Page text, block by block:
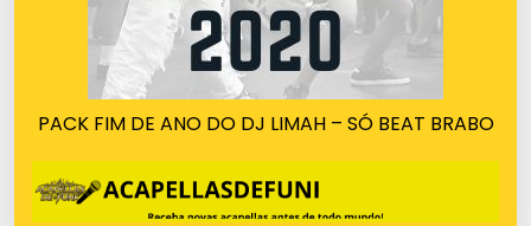
PACK FIM DE ANO DO DJ LIMAH – SÓ BEAT BRABO